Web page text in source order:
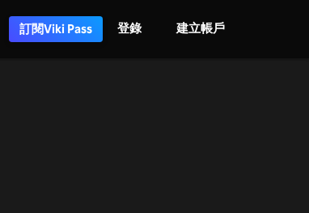
訂閱Viki Pass 登錄 建立帳戶